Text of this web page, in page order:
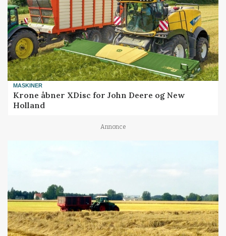
MASKINER
Krone åbner XDisc for John Deere og New
Holland
Annonce